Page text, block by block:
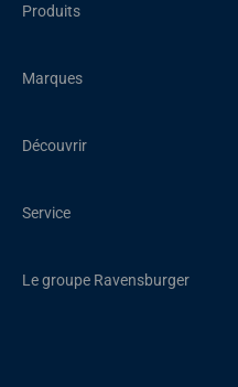
Produits
Marques
Découvrir
Service
Le groupe Ravensburger